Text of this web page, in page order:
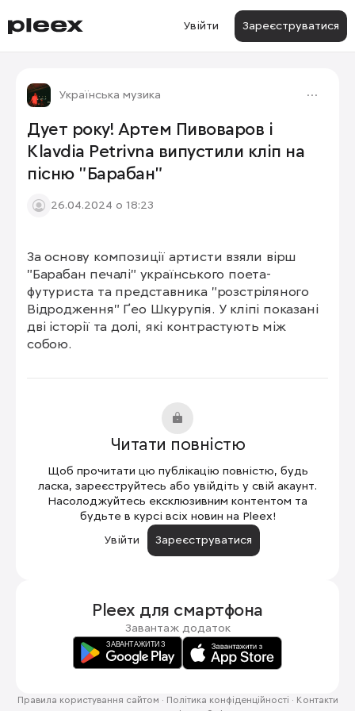
Увійти Зареєструватися
Українська музика
Дует року! Артем Пивоваров і
Klavdia Petrivna випустили кліп на
пісню "Барабан"
26.04.2024 о 18:23
За основу композиції артисти взяли вірш
"Барабан печалі" українського поета-
футуриста та представника "розстріляного
Відродження" Ґео Шкурупія. У кліпі показані
дві історії та долі, які контрастують між
собою.
Читати повністю
Щоб прочитати цю публікацію повністю, будь
ласка, зареєструйтесь або увійдіть у свій акаунт.
Насолоджуйтесь ексклюзивним контентом та
будьте в курсі всіх новин на Pleex!
Увійти
Зареєструватися
Pleex для смартфона
Завантаж додаток
Правила користування сайтом · Політика конфіденційності · Контакти